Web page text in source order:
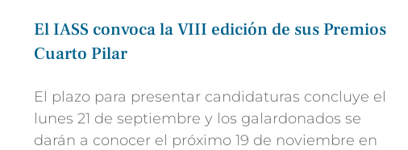
El IASS convoca la VIII edición de sus Premios
Cuarto Pilar
El plazo para presentar candidaturas concluye el
lunes 21 de septiembre y los galardonados se
darán a conocer el próximo 19 de noviembre en